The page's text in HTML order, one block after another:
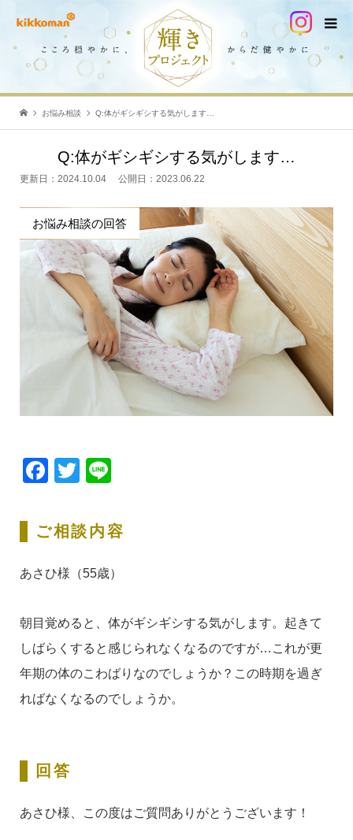
お悩み相談 Q:体がギシギシする気がします…
Q:体がギシギシする気がします…
更新日： 2024.10.04公開日： 2023.06.22
お悩み相談の回答
Facebook
Twitter
ご相談内容
あさひ様（55歳）
朝目覚めると、体がギシギシする気がします。起きて
しばらくすると感じられなくなるのですが…これが更
年期の体のこわばりなのでしょうか？この時期を過ぎ
ればなくなるのでしょうか。
回答
あさひ様、この度はご質問ありがとうございます！